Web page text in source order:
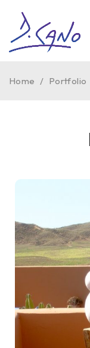
Home / Portfolio